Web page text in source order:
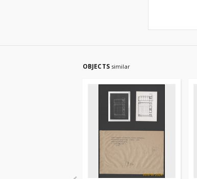
OBJECTS similar